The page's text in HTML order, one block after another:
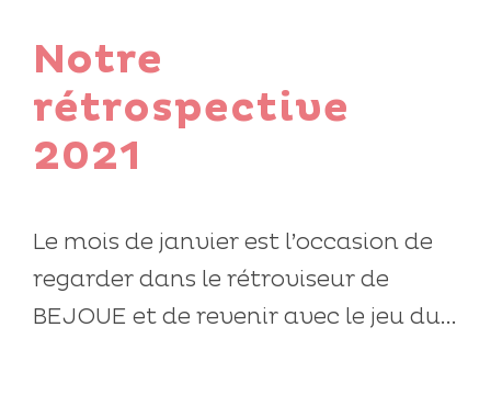
Notre
rétrospective
2021
Le mois de janvier est l’occasion de
regarder dans le rétroviseur de
BEJOUE et de revenir avec le jeu du...